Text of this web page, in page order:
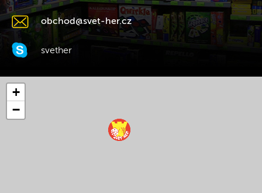
obchod@svet-her.cz
svether
+
−